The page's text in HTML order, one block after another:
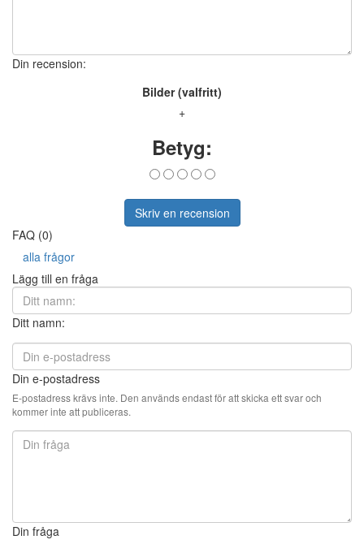
Din recension:
Bilder (valfritt)
+
Betyg:
Skriv en recension
FAQ (0)
alla frågor
Lägg till en fråga
Ditt namn:
Din e-postadress
E-postadress krävs inte. Den används endast för att skicka ett svar och
kommer inte att publiceras.
Din fråga